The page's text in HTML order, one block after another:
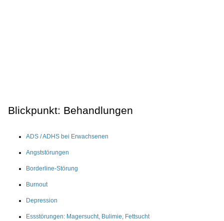
Blickpunkt: Behandlungen
ADS / ADHS bei Erwachsenen
Angststörungen
Borderline-Störung
Burnout
Depression
Essstörungen: Magersucht, Bulimie, Fettsucht